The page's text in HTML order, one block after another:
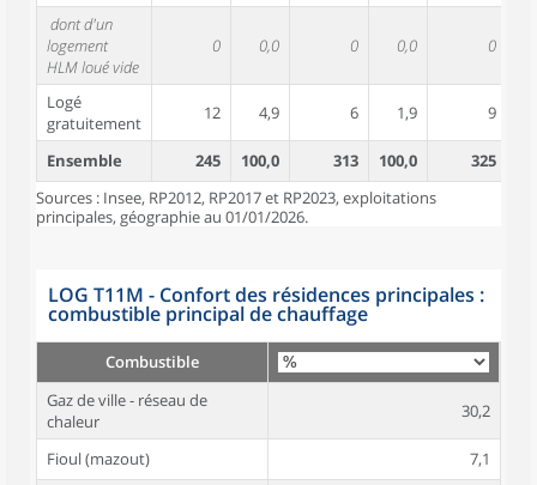
dont d'un
logement
HLM loué vide
0 0,0 0 0,0 0
Logé
gratuitement
12 4,9 6 1,9 9
Ensemble 245 100,0 313 100,0 325
Sources : Insee, RP2012, RP2017 et RP2023, exploitations
principales, géographie au 01/01/2026.
LOG T11M - Confort des résidences principales :
combustible principal de chauffage
Combustible
Gaz de ville - réseau de
chaleur
30,2
Fioul (mazout)
7,1